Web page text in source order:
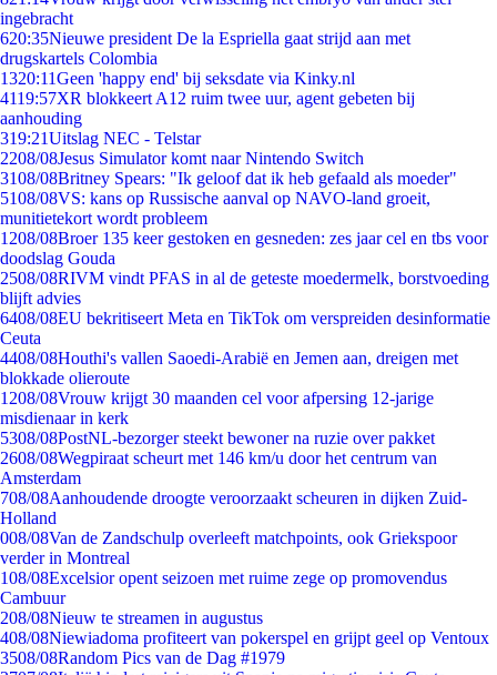
ingebracht
620:35Nieuwe president De la Espriella gaat strijd aan met
drugskartels Colombia
1320:11Geen 'happy end' bij seksdate via Kinky.nl
4119:57XR blokkeert A12 ruim twee uur, agent gebeten bij
aanhouding
319:21Uitslag NEC - Telstar
2208/08Jesus Simulator komt naar Nintendo Switch
3108/08Britney Spears: "Ik geloof dat ik heb gefaald als moeder"
5108/08VS: kans op Russische aanval op NAVO-land groeit,
munitietekort wordt probleem
1208/08Broer 135 keer gestoken en gesneden: zes jaar cel en tbs voor
doodslag Gouda
2508/08RIVM vindt PFAS in al de geteste moedermelk, borstvoeding
blijft advies
6408/08EU bekritiseert Meta en TikTok om verspreiden desinformatie
Ceuta
4408/08Houthi's vallen Saoedi-Arabië en Jemen aan, dreigen met
blokkade olieroute
1208/08Vrouw krijgt 30 maanden cel voor afpersing 12-jarige
misdienaar in kerk
5308/08PostNL-bezorger steekt bewoner na ruzie over pakket
2608/08Wegpiraat scheurt met 146 km/u door het centrum van
Amsterdam
708/08Aanhoudende droogte veroorzaakt scheuren in dijken Zuid-
Holland
008/08Van de Zandschulp overleeft matchpoints, ook Griekspoor
verder in Montreal
108/08Excelsior opent seizoen met ruime zege op promovendus
Cambuur
208/08Nieuw te streamen in augustus
408/08Niewiadoma profiteert van pokerspel en grijpt geel op Ventoux
3508/08Random Pics van de Dag #1979